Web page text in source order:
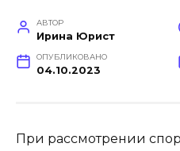
АВТОР
Ирина Юрист
ОПУБЛИКОВАНО
04.10.2023
При рассмотрении